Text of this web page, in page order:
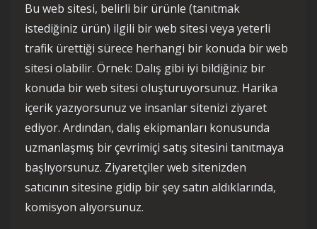
Bu web sitesi, belirli bir ürünle (tanıtmak
istediğiniz ürün) ilgili bir web sitesi veya yeterli
trafik ürettiği sürece herhangi bir konuda bir web
sitesi olabilir. Örnek: Dalış gibi iyi bildiğiniz bir
konuda bir web sitesi oluşturuyorsunuz. Harika
içerik yazıyorsunuz ve insanlar sitenizi ziyaret
ediyor. Ardından, dalış ekipmanları konusunda
uzmanlaşmış bir çevrimiçi satış sitesini tanıtmaya
başlıyorsunuz. Ziyaretçiler web sitenizden
satıcının sitesine gidip bir şey satın aldıklarında,
komisyon alıyorsunuz.